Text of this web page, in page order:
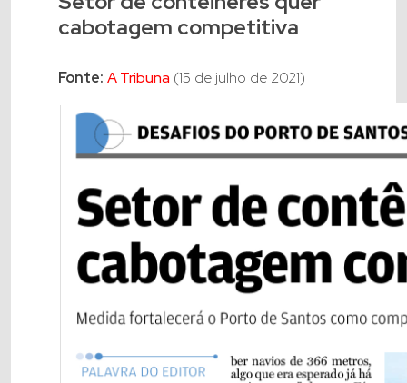
cabotagem competitiva
Fonte: A Tribuna (15 de julho de 2021)